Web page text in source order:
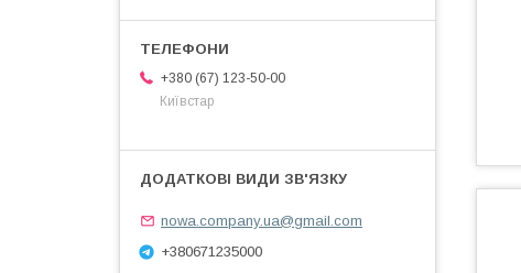
+380 (67) 123-50-00
Київстар
nowa.company.ua@gmail.com
+380671235000